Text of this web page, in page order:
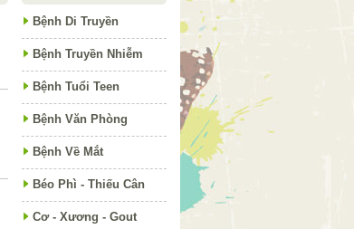
Bệnh Di Truyền
Bệnh Truyền Nhiễm
Bệnh Tuổi Teen
Bệnh Văn Phòng
Bệnh Về Mắt
Béo Phì - Thiếu Cân
Cơ - Xương - Gout